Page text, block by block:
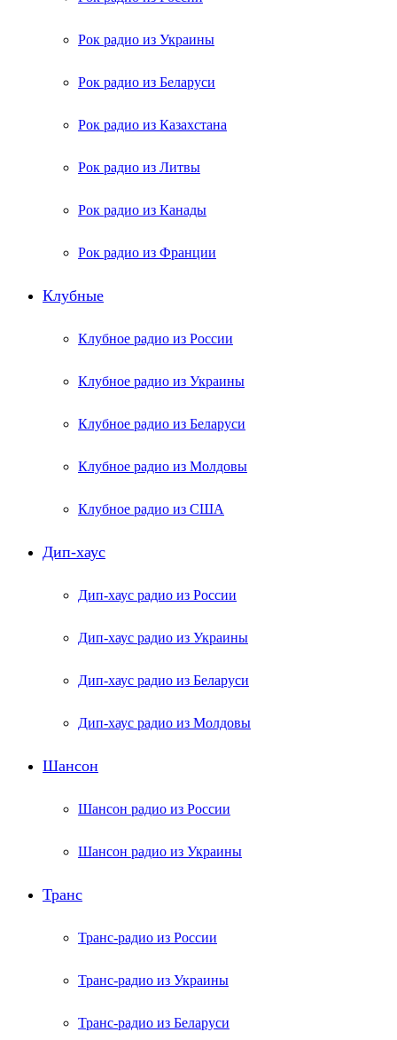
Рок радио из Украины
Рок радио из Беларуси
Рок радио из Казахстана
Рок радио из Литвы
Рок радио из Канады
Рок радио из Франции
Клубные
Клубное радио из России
Клубное радио из Украины
Клубное радио из Беларуси
Клубное радио из Молдовы
Клубное радио из США
Дип-хаус
Дип-хаус радио из России
Дип-хаус радио из Украины
Дип-хаус радио из Беларуси
Дип-хаус радио из Молдовы
Шансон
Шансон радио из России
Шансон радио из Украины
Транс
Транс-радио из России
Транс-радио из Украины
Транс-радио из Беларуси